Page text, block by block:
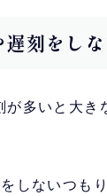
刻をし
が多いと大き
しないつも